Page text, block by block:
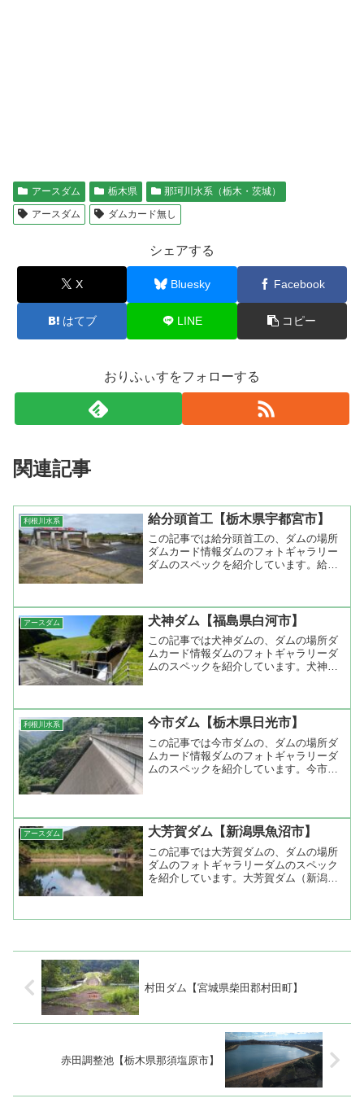
アースダム 栃木県
那珂川水系（栃木・茨城）
アースダム
ダムカード無し
シェアする
X Bluesky Facebook
はてブ LINE コピー
おりふぃすをフォローする
関連記事
利根川水系 給分頭首工【栃木県宇都宮市】
この記事では給分頭首工の、ダムの場所
ダムカード情報ダムのフォトギャラリー
ダムのスペックを紹介しています。給分
アースダム 犬神ダム【福島県白河市】
この記事では犬神ダムの、ダムの場所ダ
ムカード情報ダムのフォトギャラリーダ
ムのスペックを紹介しています。犬神ダ
利根川水系 今市ダム【栃木県日光市】
この記事では今市ダムの、ダムの場所ダ
ムカード情報ダムのフォトギャラリーダ
ムのスペックを紹介しています。今市ダ
アースダム 大芳賀ダム【新潟県魚沼市】
この記事では大芳賀ダムの、ダムの場所
ダムのフォトギャラリーダムのスペック
を紹介しています。大芳賀ダム（新潟県
村田ダム【宮城県柴田郡村田町】
赤田調整池【栃木県那須塩原市】